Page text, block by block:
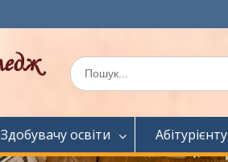
Шукати:
Здобувачу освіти Абітурієнту